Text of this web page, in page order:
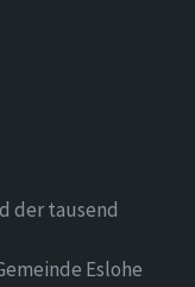
der tausend
Eslohe